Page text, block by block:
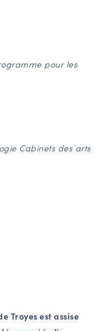
pour les
Cabinets des arts
Troyes est assise